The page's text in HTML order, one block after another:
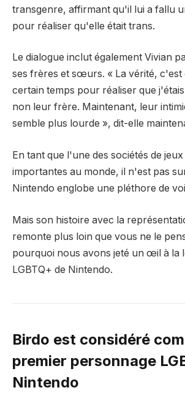
transgenre, affirmant qu'il lui a fallu
pour réaliser qu'elle était trans.
Le dialogue inclut également Vivian
ses frères et sœurs. « La vérité,
certain temps pour réaliser que
non leur frère. Maintenant, leur
semble plus lourde », dit-elle
En tant que l'une des sociétés de
importantes au monde, il n'est pas
Nintendo englobe une pléthore de
Mais son histoire avec la
remonte plus loin que vous ne le
pourquoi nous avons jeté un œil à la
LGBTQ+ de Nintendo.
Birdo est considéré
premier personnage
Nintendo